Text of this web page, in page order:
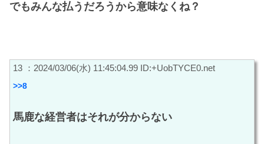
でもみんな払うだろうから意味なくね？
13 ：2024/03/06(水) 11:45:04.99 ID:+UobTYCE0.net
>>8
馬鹿な経営者はそれが分からない